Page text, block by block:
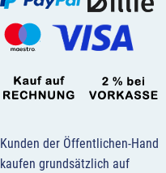
Kunden der Öffentlichen-Hand
kaufen grundsätzlich auf